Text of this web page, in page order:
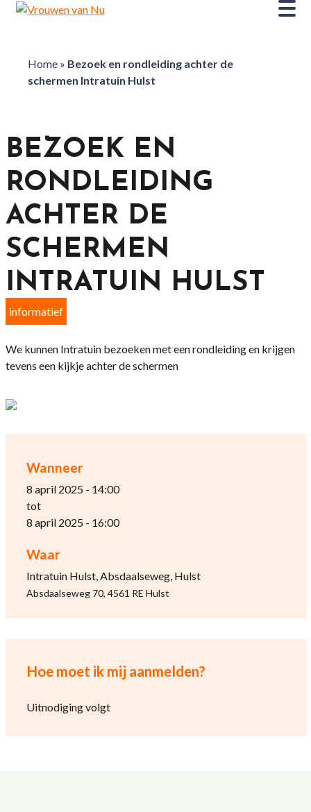
Home» Bezoek en rondleiding achter de
schermen Intratuin Hulst
Wanneer
8 april 2025 - 14:00
tot
8 april 2025 - 16:00
Waar
Intratuin Hulst, Absdaalseweg, Hulst
Absdaalseweg 70, 4561 RE Hulst
Hoe moet ik mij aanmelden?
Uitnodiging volgt
BEZOEK EN
RONDLEIDING
ACHTER DE
SCHERMEN
INTRATUIN HULST
informatief
We kunnen Intratuin bezoeken met een rondleiding en krijgen
tevens een kijkje achter de schermen